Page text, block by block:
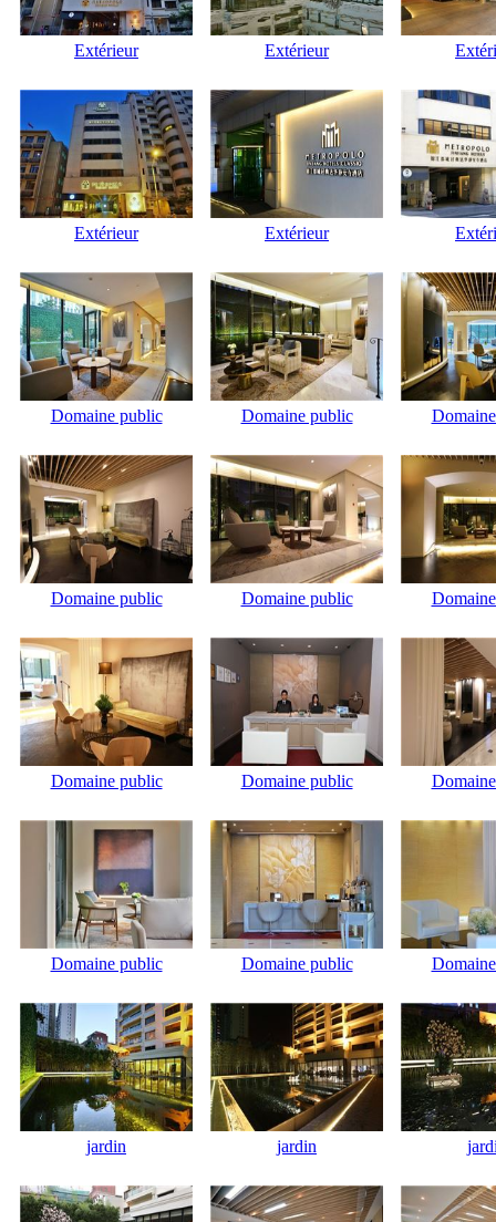
Extérieur Extérieur
Extérieur Extérieur
Domaine public Domaine public
Domaine public Domaine public
Domaine public Domaine public
Domaine public Domaine public
jardin jardin